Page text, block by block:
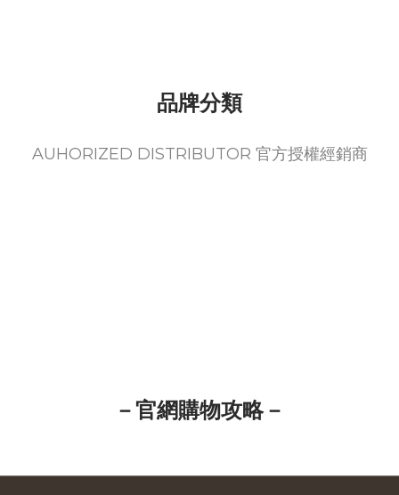
品牌分類
AUHORIZED DISTRIBUTOR 官方授權經銷商
－官網購物攻略－